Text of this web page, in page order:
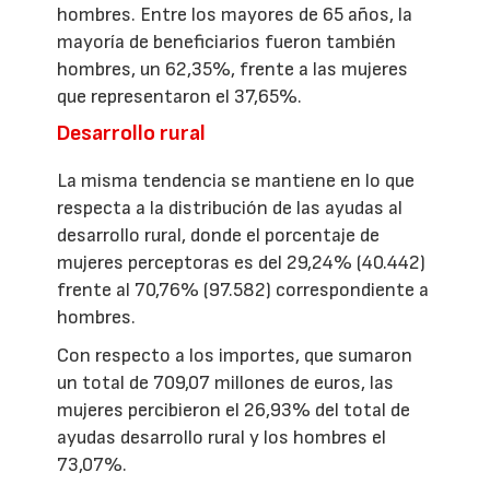
hombres. Entre los mayores de 65 años, la
mayoría de beneficiarios fueron también
hombres, un 62,35%, frente a las mujeres
que representaron el 37,65%.
Desarrollo rural
La misma tendencia se mantiene en lo que
respecta a la distribución de las ayudas al
desarrollo rural, donde el porcentaje de
mujeres perceptoras es del 29,24% (40.442)
frente al 70,76% (97.582) correspondiente a
hombres.
Con respecto a los importes, que sumaron
un total de 709,07 millones de euros, las
mujeres percibieron el 26,93% del total de
ayudas desarrollo rural y los hombres el
73,07%.